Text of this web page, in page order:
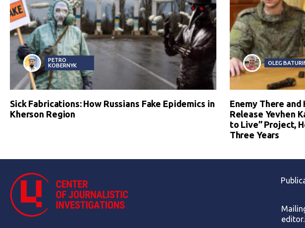
PETRO
KOBERNYK
Sick Fabrications: How Russians Fake Epidemics in
Kherson Region
OLEG
Enemy There
Release Yevhen
to Live” Project,
Three Years